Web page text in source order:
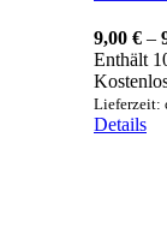
9,00 € –
Enthält
Lieferzeit:
Details